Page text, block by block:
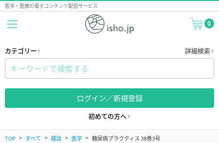
医学・医療の電子コンテンツ配信サービス
0
カテゴリー 詳細検索
ログイン／新規登録
初めての方へ
TOP すべて 雑誌 医学 糖尿病プラクティス 38巻3号